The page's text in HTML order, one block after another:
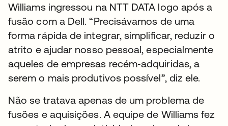
Williams ingressou na NTT DATA logo após a
fusão com a Dell. “Precisávamos de uma
forma rápida de integrar, simplificar, reduzir o
atrito e ajudar nosso pessoal, especialmente
aqueles de empresas recém‑adquiridas, a
serem o mais produtivos possível”, diz ele.
Não se tratava apenas de um problema de
fusões e aquisições. A equipe de Williams fez